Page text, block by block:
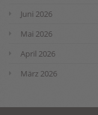
Juni 2026
Mai 2026
April 2026
März 2026